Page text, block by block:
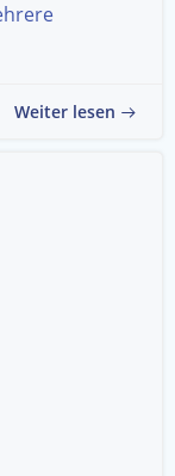
Weiter lesen